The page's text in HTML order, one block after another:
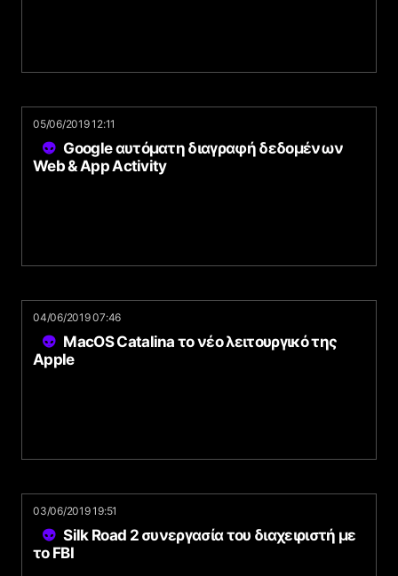
05/06/2019 12:11
Google αυτόματη διαγραφή δεδομένων
Web & App Activity
04/06/2019 07:46
MacOS Catalina το νέο λειτουργικό της
Apple
03/06/2019 19:51
Silk Road 2 συνεργασία του διαχειριστή με
το FBI